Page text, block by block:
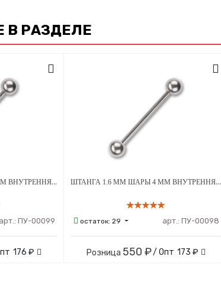
В РАЗДЕЛЕ
ШТАНГА 1.6 ММ ШАРЫ 5 ММ ВНУТРЕННЯЯ РЕЗЬБА ТИТАН
арт.: ПУ-00099
176 ₽
ШТАНГА 1.6 ММ ШАРЫ 4 ММ ВНУТРЕННЯЯ РЕЗЬБА ТИТАН
остаток: 29 арт.: ПУ-00098
Розница 550 ₽/ Опт 173 ₽